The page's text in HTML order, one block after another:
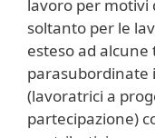
lavoro per
soltanto per le
esteso ad
parasubordinate
(lavoratrici a
partecipazione)